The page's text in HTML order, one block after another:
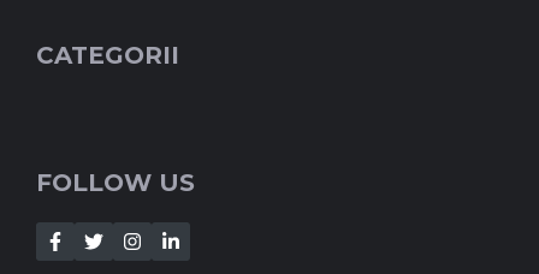
CATEGORII
FOLLOW US